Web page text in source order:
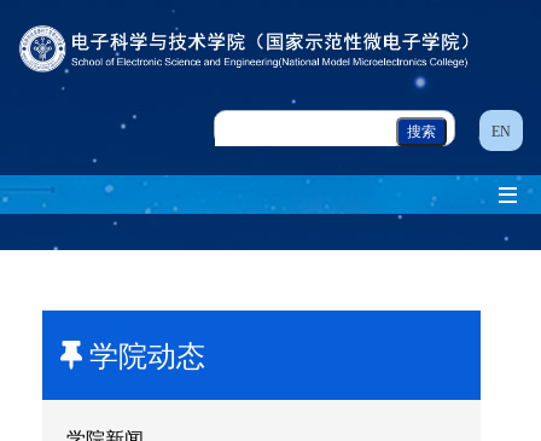
EN
学院动态